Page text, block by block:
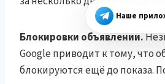
Блокировки объявлений.
Google приводит к тому, что
блокируются ещё до показа.
Наше